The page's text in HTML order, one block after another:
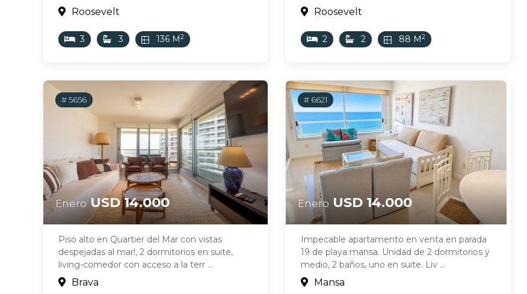
Roosevelt
3 3 136 M2
Roosevelt
2 2 88 M2
# 5656
EneroUSD 14.000
Piso alto en Quartier del Mar con vistas
despejadas al mar!, 2 dormitorios en suite,
living-comedor con acceso a la terr ...
Brava
# 6621
Enero USD 14.000
Impecable apartamento en venta en parada
19 de playa mansa. Unidad de 2 dormitorios y
medio, 2 baños, uno en suite. Liv ...
Mansa